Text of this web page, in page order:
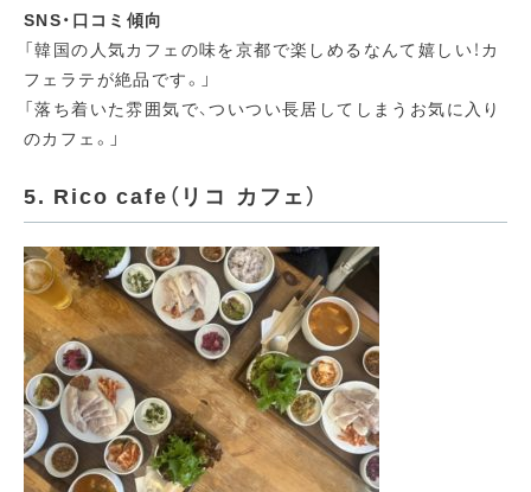
SNS・口コミ傾向
「韓国の人気カフェの味を京都で楽しめるなんて嬉しい！カ
フェラテが絶品です。」
「落ち着いた雰囲気で、ついつい長居してしまうお気に入り
のカフェ。」
5. Rico cafe（リコ カフェ）